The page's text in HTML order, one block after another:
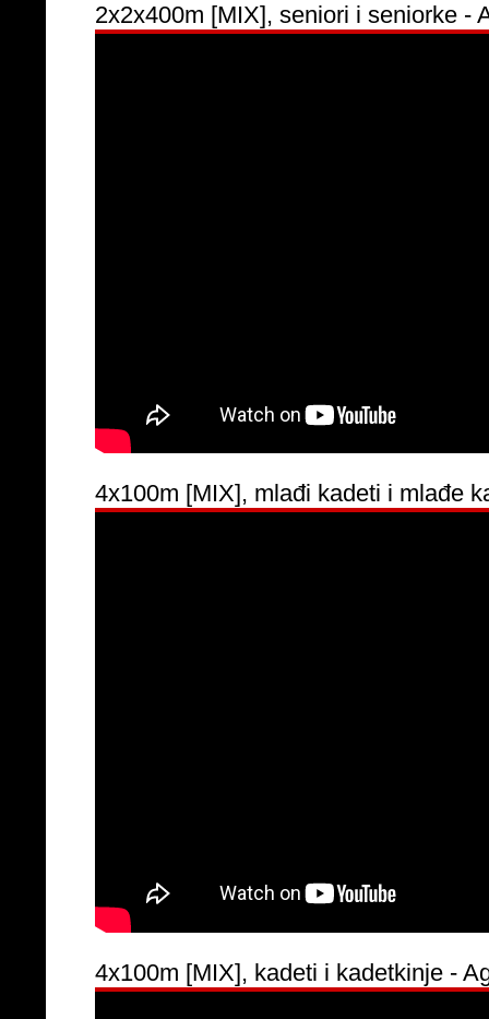
2x2x400m [MIX], seniori i seniorke -
4x100m [MIX], mlađi kadeti i mlađe
4x100m [MIX], kadeti i kadetkinje -